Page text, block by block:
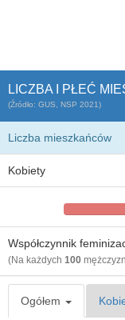
LICZBA I PŁEĆ
(Źródło: GUS, NSP 2021)
Liczba mieszkańców
Kobiety
Współczynnik
(Na każdych 100
Ogółem